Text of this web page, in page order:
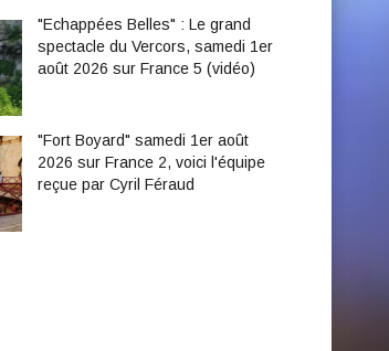
"Echappées Belles" : Le grand
spectacle du Vercors, samedi 1er
août 2026 sur France 5 (vidéo)
"Fort Boyard" samedi 1er août
2026 sur France 2, voici l'équipe
reçue par Cyril Féraud